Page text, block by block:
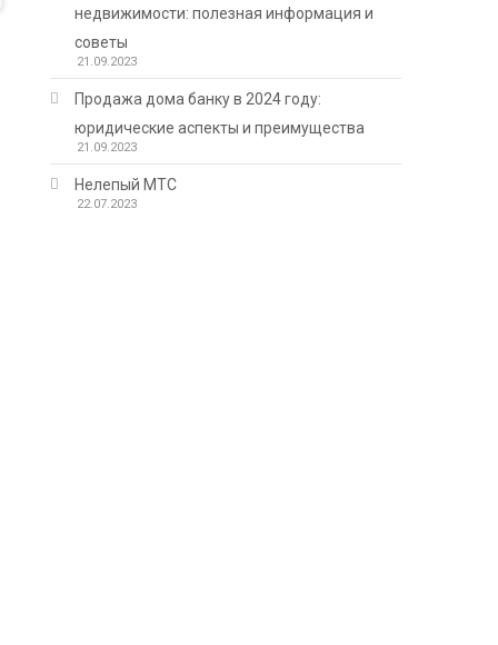
недвижимости: полезная информация и
советы
21.09.2023
Продажа дома банку в 2024 году:
юридические аспекты и преимущества
21.09.2023
Нелепый МТС
22.07.2023